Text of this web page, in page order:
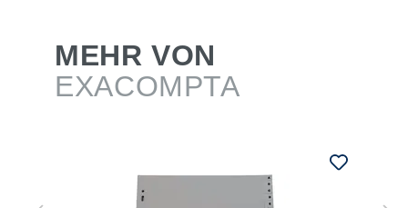
MEHR VON
EXACOMPTA